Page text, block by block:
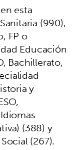
esta
(990),
FP o
Educación
Bachillerato,
y
(388) y
(267).